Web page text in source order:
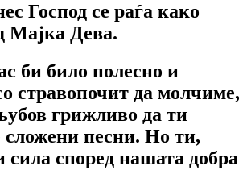
Господ се раѓа како
Мајка Дева.
би било полесно и
стравопочит да молчиме,
грижливо да ти
сложени песни. Но ти,
сила според нашата добра